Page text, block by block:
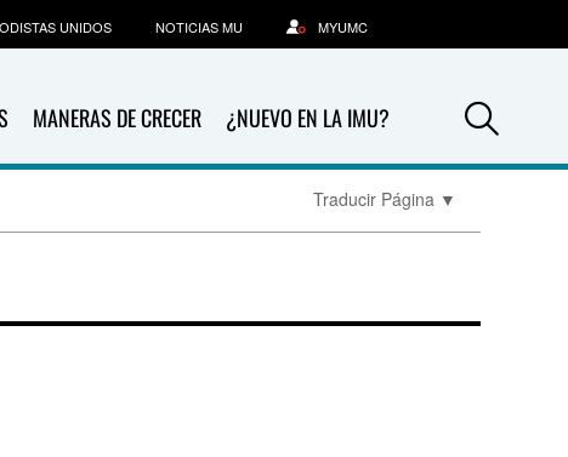
MANERAS DE CRECER ¿NUEVO EN LA IMU?
UNIDOS NOTICIAS MU MYUMC
Traducir Página ▼